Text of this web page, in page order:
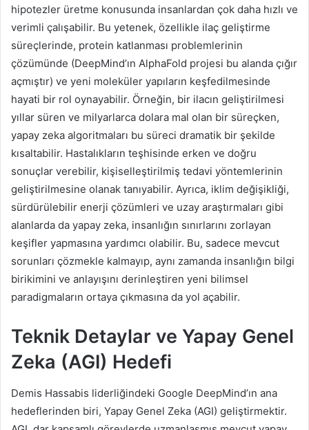
hipotezler üretme konusunda insanlardan çok daha hızlı ve
verimli çalışabilir. Bu yetenek, özellikle ilaç geliştirme
süreçlerinde, protein katlanması problemlerinin
çözümünde (DeepMind’ın AlphaFold projesi bu alanda çığır
açmıştır) ve yeni moleküler yapıların keşfedilmesinde
hayati bir rol oynayabilir. Örneğin, bir ilacın geliştirilmesi
yıllar süren ve milyarlarca dolara mal olan bir süreçken,
yapay zeka algoritmaları bu süreci dramatik bir şekilde
kısaltabilir. Hastalıkların teşhisinde erken ve doğru
sonuçlar verebilir, kişiselleştirilmiş tedavi yöntemlerinin
geliştirilmesine olanak tanıyabilir. Ayrıca, iklim değişikliği,
sürdürülebilir enerji çözümleri ve uzay araştırmaları gibi
alanlarda da yapay zeka, insanlığın sınırlarını zorlayan
keşifler yapmasına yardımcı olabilir. Bu, sadece mevcut
sorunları çözmekle kalmayıp, aynı zamanda insanlığın bilgi
birikimini ve anlayışını derinleştiren yeni bilimsel
paradigmaların ortaya çıkmasına da yol açabilir.
Teknik Detaylar ve Yapay Genel
Zeka (AGI) Hedefi
Demis Hassabis liderliğindeki Google DeepMind’ın ana
hedeflerinden biri, Yapay Genel Zeka (AGI) geliştirmektir.